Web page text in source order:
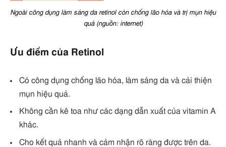
Ngoài công dụng làm sáng da retinol còn chống lão hóa và trị mụn hiệu
quả (nguồn: internet)
Ưu điểm của Retinol
Có công dụng chống lão hóa, làm sáng da và cải thiện
mụn hiệu quả.
Không cần kê toa như các dạng dẫn xuất của vitamin A
khác.
Cho kết quả nhanh và cảm nhận rõ ràng được trên da.